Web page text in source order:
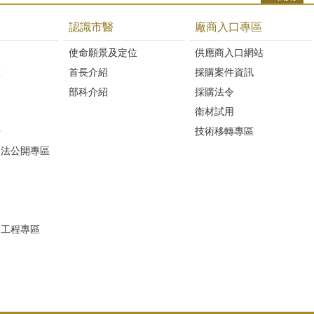
公開專區
程專區
認識市醫
使命願景及定位
首長介紹
部科介紹
廠商入口專區
供應商入口網站
採購案件資訊
採購法令
衛材試用
技術移轉專區